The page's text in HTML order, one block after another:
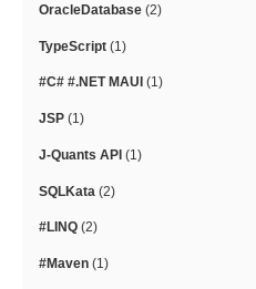
OracleDatabase (2)
TypeScript (1)
#C# #.NET MAUI (1)
JSP (1)
J-Quants API (1)
SQLKata (2)
#LINQ (2)
#Maven (1)